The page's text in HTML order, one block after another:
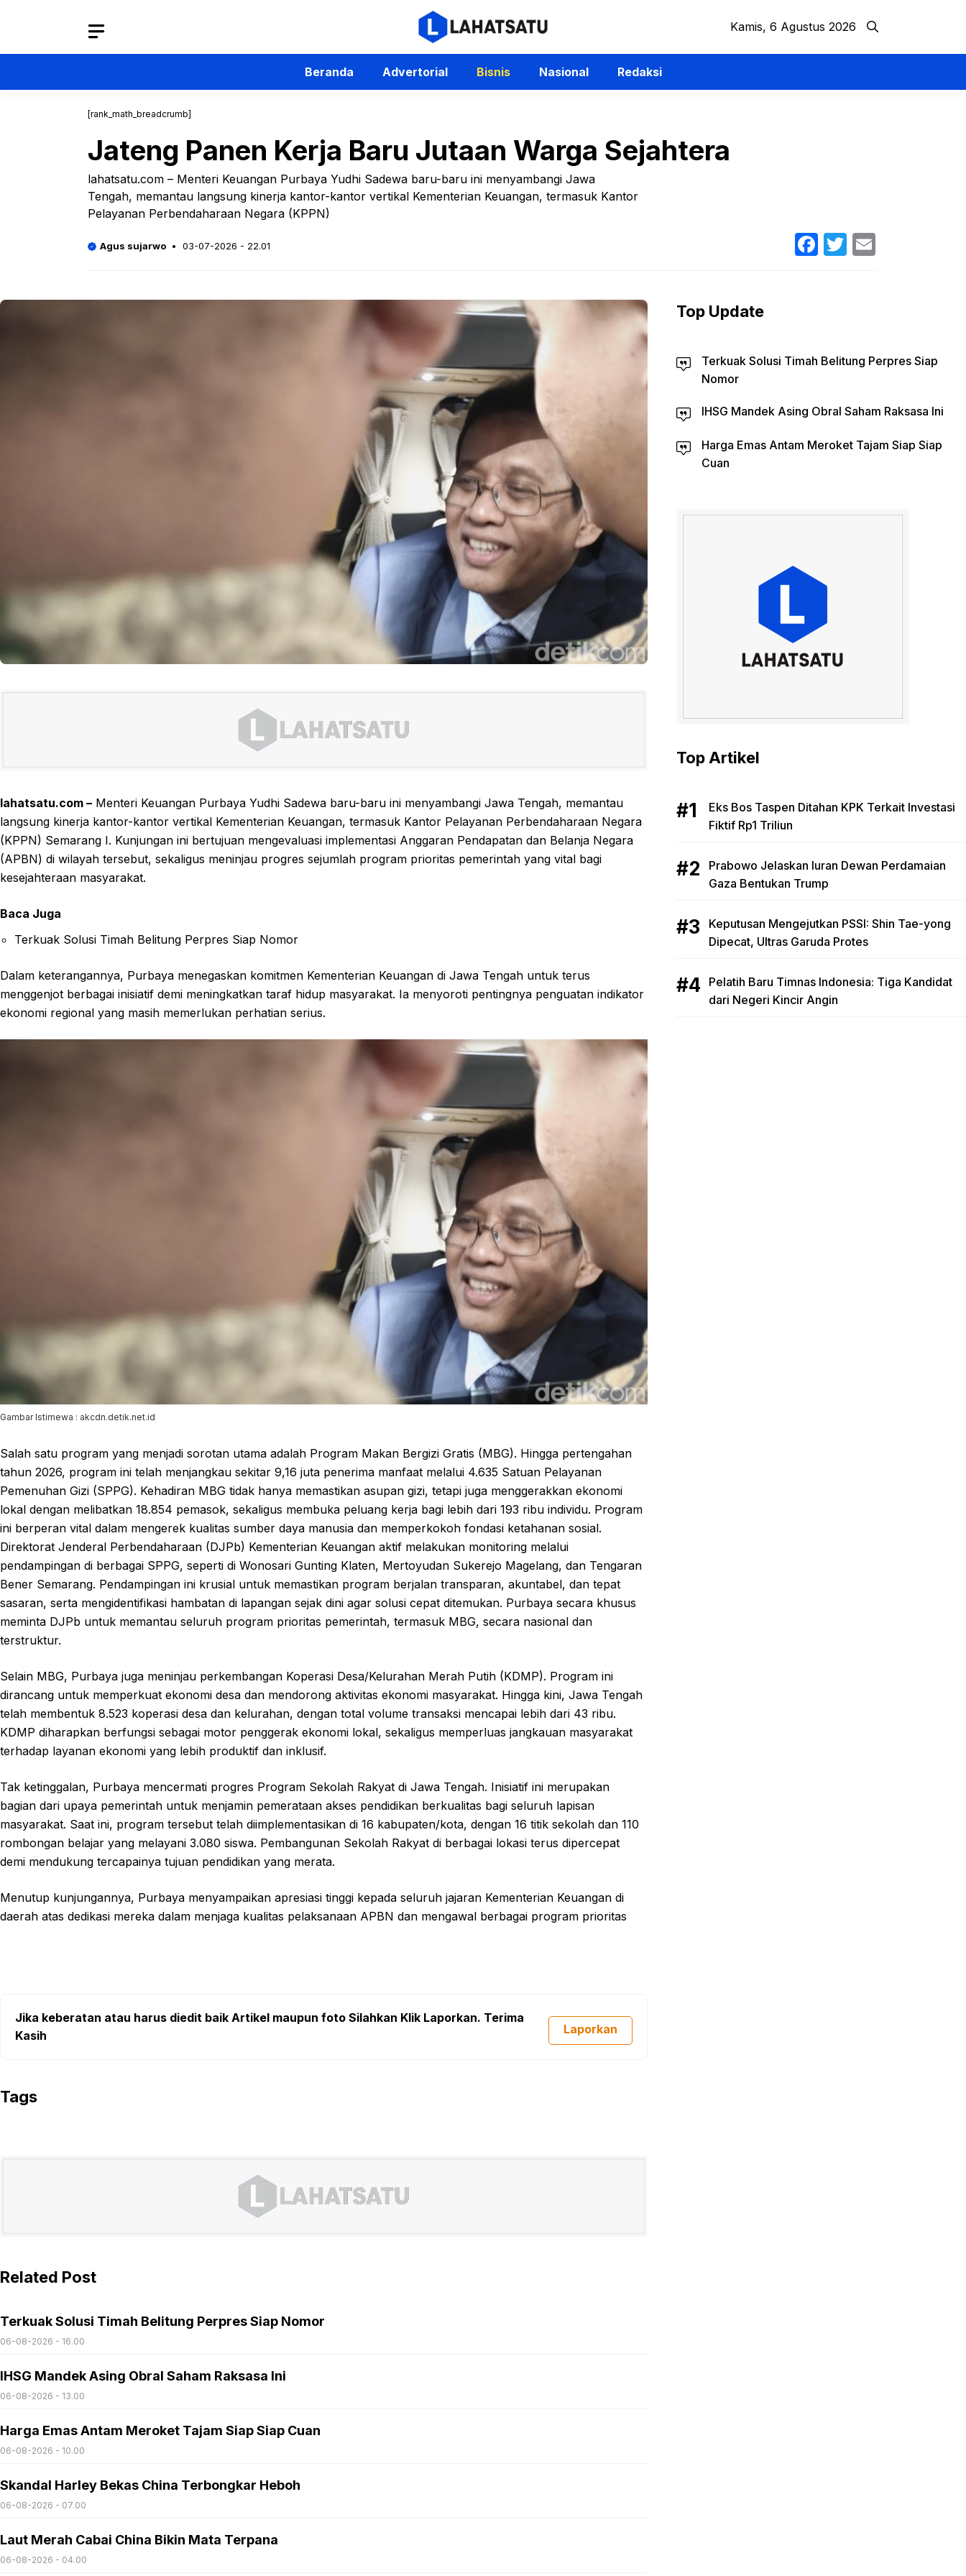
Kamis, 6 Agustus 2026
Beranda Advertorial Bisnis Nasional Redaksi
[rank_math_breadcrumb]
Jateng Panen Kerja Baru Jutaan Warga Sejahtera
lahatsatu.com – Menteri Keuangan Purbaya Yudhi Sadewa baru-baru ini menyambangi Jawa
Tengah, memantau langsung kinerja kantor-kantor vertikal Kementerian Keuangan, termasuk Kantor
Pelayanan Perbendaharaan Negara (KPPN)
Agus sujarwo 03-07-2026 - 22.01 Facebook
Twitter
lahatsatu.com – Menteri Keuangan Purbaya Yudhi Sadewa baru-baru ini menyambangi Jawa Tengah, memantau
langsung kinerja kantor-kantor vertikal Kementerian Keuangan, termasuk Kantor Pelayanan Perbendaharaan Negara
(KPPN) Semarang I. Kunjungan ini bertujuan mengevaluasi implementasi Anggaran Pendapatan dan Belanja Negara
(APBN) di wilayah tersebut, sekaligus meninjau progres sejumlah program prioritas pemerintah yang vital bagi
kesejahteraan masyarakat.
Baca Juga
Terkuak Solusi Timah Belitung Perpres Siap Nomor
Dalam keterangannya, Purbaya menegaskan komitmen Kementerian Keuangan di Jawa Tengah untuk terus
menggenjot berbagai inisiatif demi meningkatkan taraf hidup masyarakat. Ia menyoroti pentingnya penguatan indikator
ekonomi regional yang masih memerlukan perhatian serius.
Gambar Istimewa : akcdn.detik.net.id
Salah satu program yang menjadi sorotan utama adalah Program Makan Bergizi Gratis (MBG). Hingga pertengahan
tahun 2026, program ini telah menjangkau sekitar 9,16 juta penerima manfaat melalui 4.635 Satuan Pelayanan
Pemenuhan Gizi (SPPG). Kehadiran MBG tidak hanya memastikan asupan gizi, tetapi juga menggerakkan ekonomi
lokal dengan melibatkan 18.854 pemasok, sekaligus membuka peluang kerja bagi lebih dari 193 ribu individu. Program
ini berperan vital dalam mengerek kualitas sumber daya manusia dan memperkokoh fondasi ketahanan sosial.
Direktorat Jenderal Perbendaharaan (DJPb) Kementerian Keuangan aktif melakukan monitoring melalui
pendampingan di berbagai SPPG, seperti di Wonosari Gunting Klaten, Mertoyudan Sukerejo Magelang, dan Tengaran
Bener Semarang. Pendampingan ini krusial untuk memastikan program berjalan transparan, akuntabel, dan tepat
sasaran, serta mengidentifikasi hambatan di lapangan sejak dini agar solusi cepat ditemukan. Purbaya secara khusus
meminta DJPb untuk memantau seluruh program prioritas pemerintah, termasuk MBG, secara nasional dan
terstruktur.
Selain MBG, Purbaya juga meninjau perkembangan Koperasi Desa/Kelurahan Merah Putih (KDMP). Program ini
dirancang untuk memperkuat ekonomi desa dan mendorong aktivitas ekonomi masyarakat. Hingga kini, Jawa Tengah
telah membentuk 8.523 koperasi desa dan kelurahan, dengan total volume transaksi mencapai lebih dari 43 ribu.
KDMP diharapkan berfungsi sebagai motor penggerak ekonomi lokal, sekaligus memperluas jangkauan masyarakat
terhadap layanan ekonomi yang lebih produktif dan inklusif.
Tak ketinggalan, Purbaya mencermati progres Program Sekolah Rakyat di Jawa Tengah. Inisiatif ini merupakan
bagian dari upaya pemerintah untuk menjamin pemerataan akses pendidikan berkualitas bagi seluruh lapisan
masyarakat. Saat ini, program tersebut telah diimplementasikan di 16 kabupaten/kota, dengan 16 titik sekolah dan 110
rombongan belajar yang melayani 3.080 siswa. Pembangunan Sekolah Rakyat di berbagai lokasi terus dipercepat
demi mendukung tercapainya tujuan pendidikan yang merata.
Menutup kunjungannya, Purbaya menyampaikan apresiasi tinggi kepada seluruh jajaran Kementerian Keuangan di
daerah atas dedikasi mereka dalam menjaga kualitas pelaksanaan APBN dan mengawal berbagai program prioritas
Jika keberatan atau harus diedit baik Artikel maupun foto Silahkan Klik Laporkan. Terima
Kasih
Laporkan
Tags
Related Post
Terkuak Solusi Timah Belitung Perpres Siap Nomor
06-08-2026 - 16.00
IHSG Mandek Asing Obral Saham Raksasa Ini
06-08-2026 - 13.00
Harga Emas Antam Meroket Tajam Siap Siap Cuan
06-08-2026 - 10.00
Skandal Harley Bekas China Terbongkar Heboh
06-08-2026 - 07.00
Laut Merah Cabai China Bikin Mata Terpana
06-08-2026 - 04.00
Top Update
Terkuak Solusi Timah Belitung Perpres Siap
Nomor
IHSG Mandek Asing Obral Saham Raksasa Ini
Harga Emas Antam Meroket Tajam Siap Siap
Cuan
Top Artikel
Eks Bos Taspen Ditahan KPK Terkait Investasi
Fiktif Rp1 Triliun
Prabowo Jelaskan Iuran Dewan Perdamaian
Gaza Bentukan Trump
Keputusan Mengejutkan PSSI: Shin Tae-yong
Dipecat, Ultras Garuda Protes
Pelatih Baru Timnas Indonesia: Tiga Kandidat
dari Negeri Kincir Angin